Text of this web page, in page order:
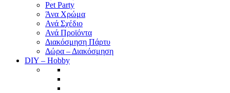
Pet Party
Άνα Χρώμα
Ανά Σχέδιο
Ανά Προϊόντα
Διακόσμηση Πάρτυ
Δώρα – Διακόσμηση
DIY – Hobby